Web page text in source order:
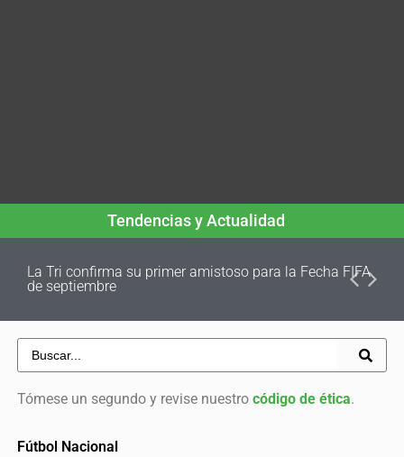
Tendencias y Actualidad
La Tri confirma su primer amistoso para la Fecha FIFA
de septiembre
Tómese un segundo y revise nuestro código de ética.
Fútbol Nacional